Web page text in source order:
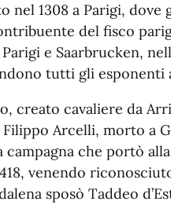
nel 1308 a Parigi,
del fisco
e Saarbrucken,
tutti gli esponenti
creato cavaliere da
Filippo Arcelli, morto a
campagna che portò
venendo
sposò Taddeo